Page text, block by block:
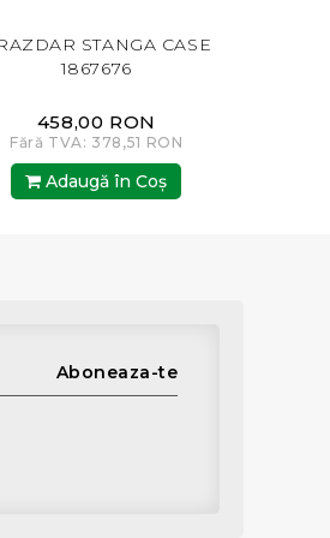
STANGA CASE
1867676
458,00 RON
TVA: 378,51 RON
Adaugă în Coş
9691210
Aboneaza-te